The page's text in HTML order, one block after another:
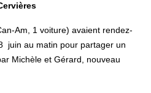
Am, 1 voiture) avaient rendez-
juin au matin pour partager un
Michèle et Gérard, nouveau